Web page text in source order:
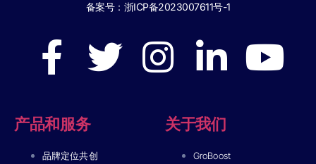
备案号： 浙ICP备2023007611号-1
产品和服务
品牌定位共创
关于我们
GroBoost